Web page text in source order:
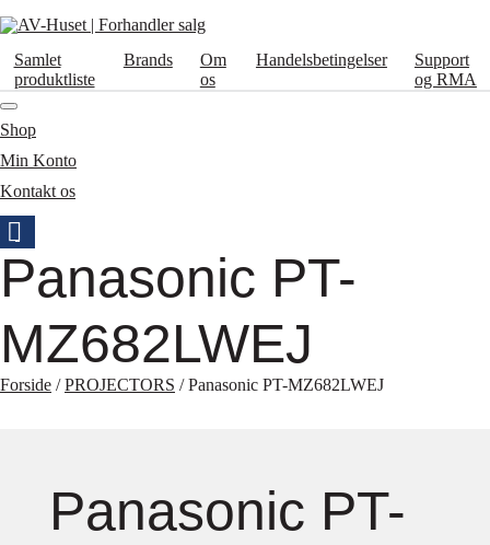
Samlet
produktliste
Brands
Om
os
Handelsbetingelser
Support
og RMA
Shop
Min Konto
Kontakt os
Panasonic PT-
MZ682LWEJ
Forside /PROJECTORS / Panasonic PT-MZ682LWEJ
Panasonic PT-